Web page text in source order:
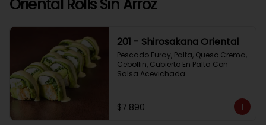
Oriental Rolls Sin Arroz
201 - Shirosakana Oriental
Pescado Furay, Palta, Queso Crema,
Cebollin, Cubierto En Palta Con
Salsa Acevichada
$7.890